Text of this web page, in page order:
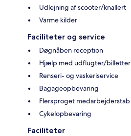
Udlejning af scooter/knallert
Varme kilder
Faciliteter og service
Døgnåben reception
Hjælp med udflugter/billetter
Renseri- og vaskeriservice
Bagageopbevaring
Flersproget medarbejderstab
Cykelopbevaring
Faciliteter